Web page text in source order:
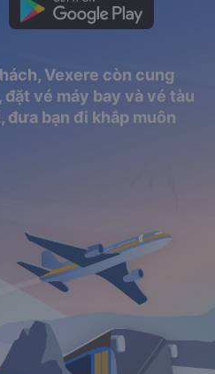
Vexere còn cung
vé máy bay và vé tàu
đưa bạn đi khắp muôn